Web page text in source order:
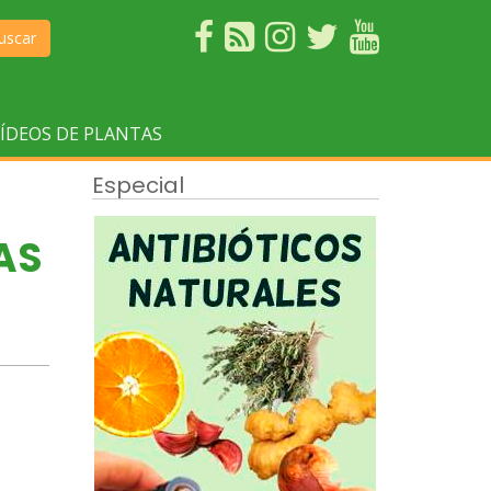
DE PLANTAS
Especial